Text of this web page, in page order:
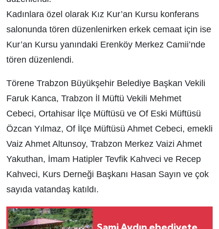
Kadınlara özel olarak Kız Kur’an Kursu konferans
salonunda tören düzenlenirken erkek cemaat için ise
Kur’an Kursu yanındaki Erenköy Merkez Camii’nde
tören düzenlendi.
Törene Trabzon Büyükşehir Belediye Başkan Vekili
Faruk Kanca, Trabzon İl Müftü Vekili Mehmet
Cebeci, Ortahisar İlçe Müftüsü ve Of Eski Müftüsü
Özcan Yılmaz, Of İlçe Müftüsü Ahmet Cebeci, emekli
Vaiz Ahmet Altunsoy, Trabzon Merkez Vaizi Ahmet
Yakuthan, İmam Hatipler Tevfik Kahveci ve Recep
Kahveci, Kurs Derneği Başkanı Hasan Sayın ve çok
sayıda vatandaş katıldı.